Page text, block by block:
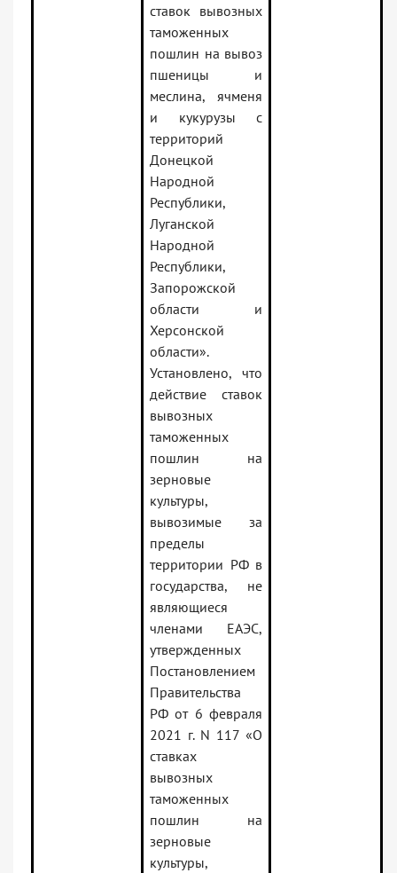
ставок вывозных
таможенных
пошлин на вывоз
пшеницы и
меслина, ячменя
и кукурузы с
территорий
Донецкой
Народной
Республики,
Луганской
Народной
Республики,
Запорожской
области и
Херсонской
области».
Установлено, что
действие ставок
вывозных
таможенных
пошлин на
зерновые
культуры,
вывозимые за
пределы
территории РФ в
государства, не
являющиеся
членами ЕАЭС,
утвержденных
Постановлением
Правительства
РФ от 6 февраля
2021 г. N 117 «О
ставках
вывозных
таможенных
пошлин на
зерновые
культуры,